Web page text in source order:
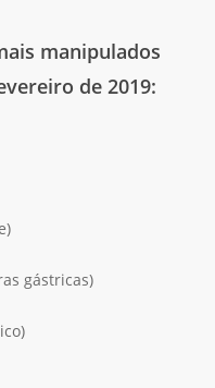
manipulados
de 2019:
gástricas)